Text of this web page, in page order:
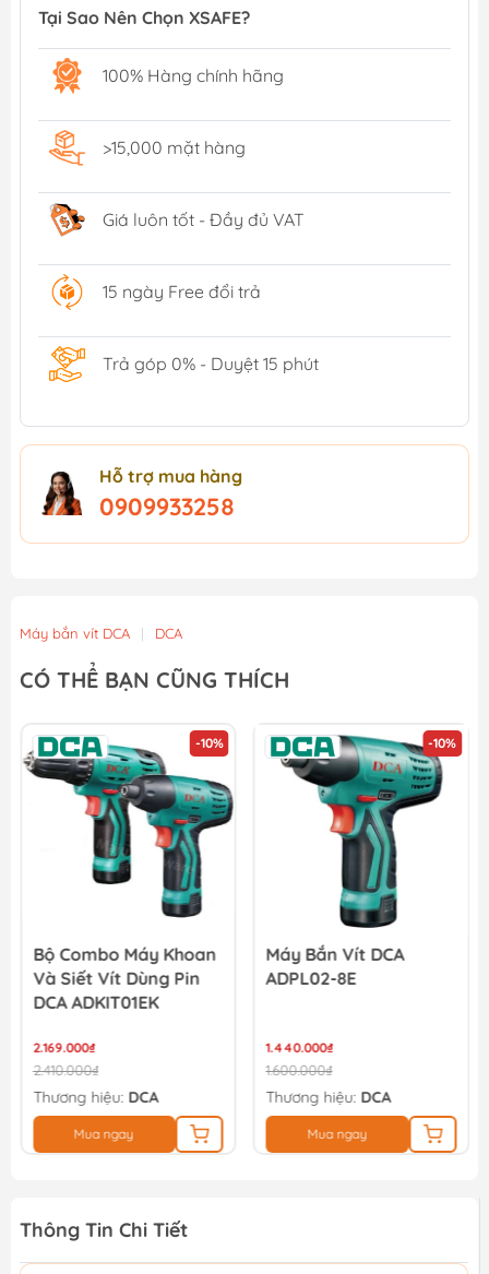
Tại Sao Nên Chọn XSAFE?
100% Hàng chính hãng
>15,000 mặt hàng
Giá luôn tốt - Đầy đủ VAT
15 ngày Free đổi trả
Trả góp 0% - Duyệt 15 phút
Hỗ trợ mua hàng
0909933258
Máy bắn vít DCA | DCA
CÓ THỂ BẠN CŨNG THÍCH
-10%
Bộ Combo Máy Khoan
Và Siết Vít Dùng Pin
DCA ADKIT01EK
2.169.000₫
2.410.000₫
Thương hiệu: DCA
Mua ngay
-10%
Máy Bắn Vít DCA
ADPL02-8E
1.440.000₫
1.600.000₫
Thương hiệu: DCA
Mua ngay
Thông Tin Chi Tiết